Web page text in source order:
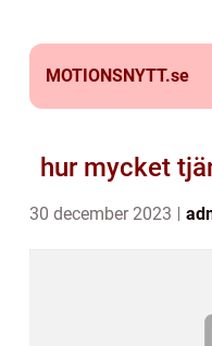
MOTIONSNYTT.se
hur mycket
30 december 2023